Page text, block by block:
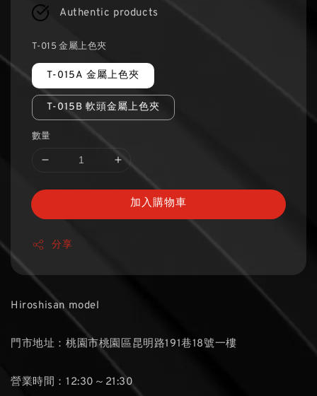
Authentic products
T-015 金屬上色夾
T-015A 金屬上色夾
T-015B 軟頭金屬上色夾
數量
加入購物車
分享
Hiroshisan model
門市地址：桃園市桃園區昆明路191巷18號一樓
營業時間：12:30～21:30